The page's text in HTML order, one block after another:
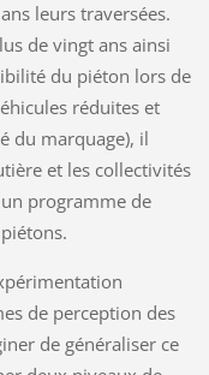
leurs traversées.
de vingt ans ainsi
du piéton lors de
réduites et
du marquage), il
et les collectivités
programme de
de perception des
de généraliser ce